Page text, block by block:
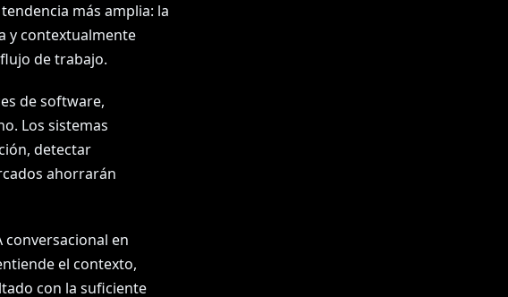
más amplia: la
y contextualmente
de trabajo.
de software,
Los sistemas
detectar
ahorrarán
conversacional en
el contexto,
con la suficiente